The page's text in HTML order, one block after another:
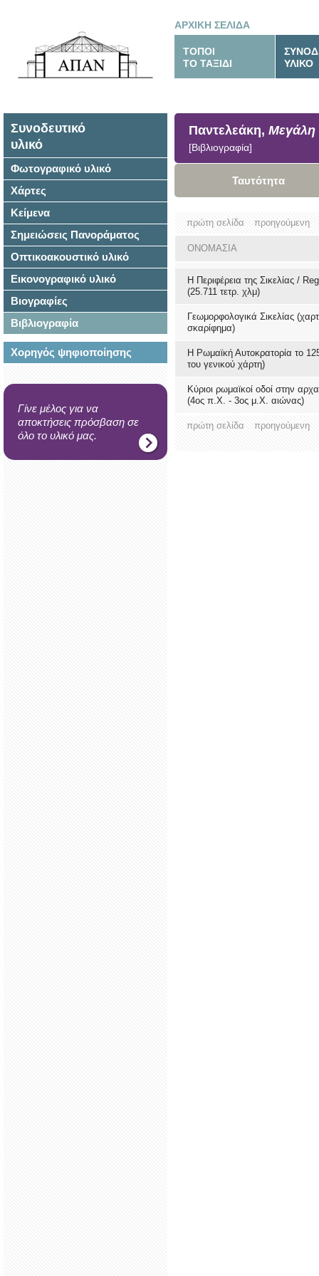
ΑΡΧΙΚΗ ΣΕΛΙΔΑ
ΤΟΠΟΙ
ΤΟ ΤΑΞΙΔΙ
ΥΛΙΚΟ
Συνοδευτικό
υλικό
Φωτογραφικό υλικό
Χάρτες
Κείμενα
Σημειώσεις Πανοράματος
Οπτικοακουστικό υλικό
Εικονογραφικό υλικό
Βιογραφίες
Βιβλιογραφία
Χορηγός ψηφιοποίησης
Γίνε μέλος για να
αποκτήσεις πρόσβαση σε
όλο το υλικό μας.
Παντελεάκη,
[Βιβλιογραφία]
Ταυτότητα
πρώτη σελίδα προηγούμενη
ΟΝΟΜΑΣΙΑ
Η Περιφέρεια της Σικελίας /
(25.711 τετρ. χλμ)
Γεωμορφολογικά Σικελίας
σκαρίφημα)
H Ρωμαϊκή Αυτοκρατορία το
του γενικού χάρτη)
Κύριοι ρωμαϊκοί οδοί στην
(4ος π.Χ. - 3ος μ.Χ. αιώνας)
πρώτη σελίδα προηγούμενη